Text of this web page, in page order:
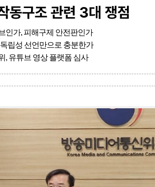
동구조 관련 3대 쟁점
인가, 피해구제 안전판인가
립성 선언만으로 충분한가
, 유튜브 영상 플랫폼 심사